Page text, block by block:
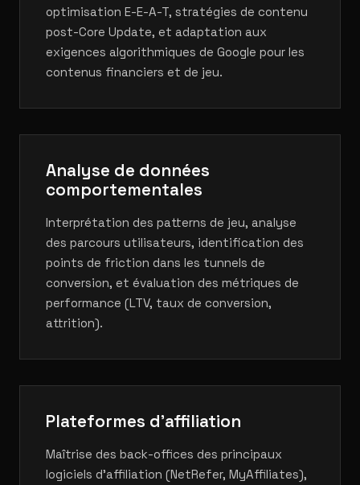
optimisation E-E-A-T, stratégies de contenu
post-Core Update, et adaptation aux
exigences algorithmiques de Google pour les
contenus financiers et de jeu.
Analyse de données
comportementales
Interprétation des patterns de jeu, analyse
des parcours utilisateurs, identification des
points de friction dans les tunnels de
conversion, et évaluation des métriques de
performance (LTV, taux de conversion,
attrition).
Plateformes d'affiliation
Maîtrise des back-offices des principaux
logiciels d'affiliation (NetRefer, MyAffiliates),